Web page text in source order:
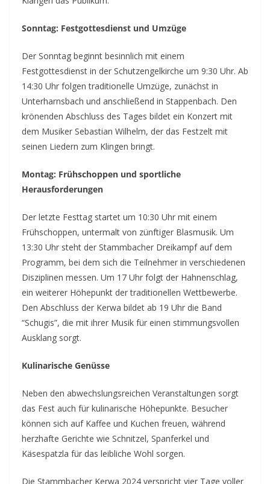
Sonntag: Festgottesdienst und Umzüge
Der Sonntag beginnt besinnlich mit einem
Festgottesdienst in der Schutzengelkirche um 9:30 Uhr. Ab
14:30 Uhr folgen traditionelle Umzüge, zunächst in
Unterharnsbach und anschließend in Stappenbach. Den
krönenden Abschluss des Tages bildet ein Konzert mit
dem Musiker Sebastian Wilhelm, der das Festzelt mit
seinen Liedern zum Klingen bringt.
Montag: Frühschoppen und sportliche
Herausforderungen
Der letzte Festtag startet um 10:30 Uhr mit einem
Frühschoppen, untermalt von zünftiger Blasmusik. Um
13:30 Uhr steht der Stammbacher Dreikampf auf dem
Programm, bei dem sich die Teilnehmer in verschiedenen
Disziplinen messen. Um 17 Uhr folgt der Hahnenschlag,
ein weiterer Höhepunkt der traditionellen Wettbewerbe.
Den Abschluss der Kerwa bildet ab 19 Uhr die Band
“Schugis”, die mit ihrer Musik für einen stimmungsvollen
Ausklang sorgt.
Kulinarische Genüsse
Neben den abwechslungsreichen Veranstaltungen sorgt
das Fest auch für kulinarische Höhepunkte. Besucher
können sich auf Kaffee und Kuchen freuen, während
herzhafte Gerichte wie Schnitzel, Spanferkel und
Käsespatzla für das leibliche Wohl sorgen.
Die Stammbacher Kerwa 2024 verspricht vier Tage voller